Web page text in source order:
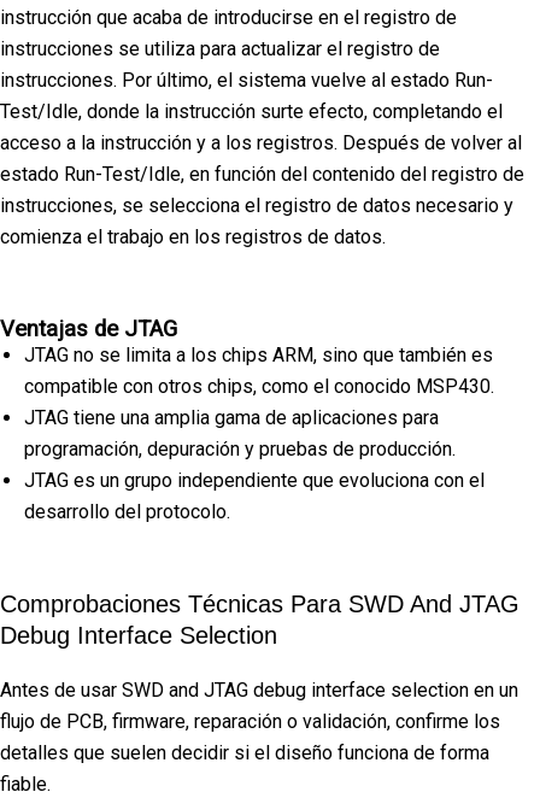
instrucción que acaba de introducirse en el registro de
instrucciones se utiliza para actualizar el registro de
instrucciones. Por último, el sistema vuelve al estado Run-
Test/Idle, donde la instrucción surte efecto, completando el
acceso a la instrucción y a los registros. Después de volver al
estado Run-Test/Idle, en función del contenido del registro de
instrucciones, se selecciona el registro de datos necesario y
comienza el trabajo en los registros de datos.
Ventajas de JTAG
JTAG no se limita a los chips ARM, sino que también es
compatible con otros chips, como el conocido MSP430.
JTAG tiene una amplia gama de aplicaciones para
programación, depuración y pruebas de producción.
JTAG es un grupo independiente que evoluciona con el
desarrollo del protocolo.
Comprobaciones Técnicas Para SWD And JTAG
Debug Interface Selection
Antes de usar SWD and JTAG debug interface selection en un
flujo de PCB, firmware, reparación o validación, confirme los
detalles que suelen decidir si el diseño funciona de forma
fiable.